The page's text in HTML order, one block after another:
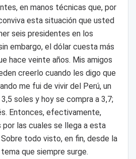
en manos técnicas que, por
esta situación que usted
seis presidentes en los
embargo, el dólar cuesta más
hace veinte años. Mis amigos
creerlo cuando les digo que
me fui de vivir del Perú, un
soles y hoy se compra a 3,7;
Entonces, efectivamente,
por las cuales se llega a esta
todo visto, en fin, desde la
que siempre surge.